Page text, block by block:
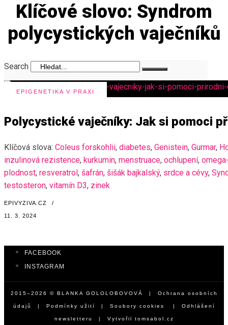
Klíčové slovo: Syndrom
polycystických vaječníků
Search
EPIGENETIKA V PRAXI
Polycystické vaječníky: Jak si pomoci
Klíčová slova: Coleus forskohlii, diabetes, Genistein, Gurmar,
inzulinová rezistence, kurkumin, menstruace, ochlupení,
plodnost, resveratrol, šafrán, šišák bajkalský, srdce a cévy,
testosteron, vitamín D3, zinek
EPIVYZIVA.CZ /
11. 3. 2024
FACEBOOK
INSTAGRAM
2015–2026 © BLANKA GOLOLOBOVOVÁ | Ochrana osobních
údajů | Podmínky užití | Soubory cookies | Odhlášení
newsletteru | Vytvořil tomsabol.cz